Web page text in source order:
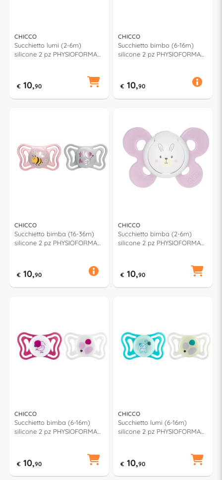
CHICCO
Succhietto lumi (2-6m)
silicone 2 pz PHYSIOFORMA
€ 10,90
CHICCO
Succhietto bimbo (6-16m)
silicone 2 pz PHYSIOFORMA
€ 10,90
CHICCO
Succhietto bimba (16-36m)
silicone 2 pz PHYSIOFORMA
€ 10,90
CHICCO
Succhietto bimba (2-6m)
silicone 2 pz PHYSIOFORMA
€ 10,90
CHICCO
Succhietto bimba (6-16m)
silicone 2 pz PHYSIOFORMA
€ 10,90
CHICCO
Succhietto lumi (6-16m)
silicone 2 pz PHYSIOFORMA
€ 10,90